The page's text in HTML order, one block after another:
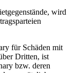
wird
für Schäden mit
Dritten, ist
bzw. deren